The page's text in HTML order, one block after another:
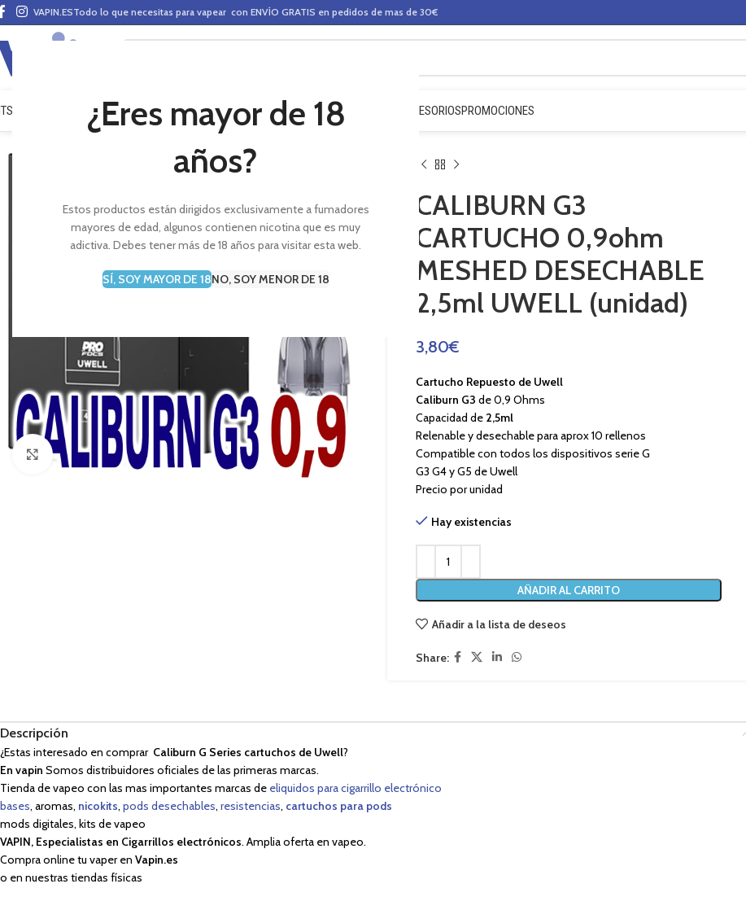
¿Eres mayor de 18
años?
Estos productos están dirigidos exclusivamente a fumadores
mayores de edad, algunos contienen nicotina que es muy
adictiva. Debes tener más de 18 años para visitar esta web.
SÍ, SOY MAYOR DE 18NO, SOY MENOR DE 18
VAPIN.ESTodo lo que necesitas para vapear con ENVÍO GRATIS en pedidos de mas de 30€
VAPEO MODS CLAROMIZADORES BASES Y AROMAS (ALQUIMIA) ACCESORIOSPROMOCIONES
Haga Click para agrandar
CALIBURN G3
CARTUCHO 0,9ohm
MESHED DESECHABLE
2,5ml UWELL (unidad)
3,80€
Cartucho Repuesto de Uwell
Caliburn G3 de 0,9 Ohms
Capacidad de 2,5ml
Relenable y desechable para aprox 10 rellenos
Compatible con todos los dispositivos serie G
G3 G4 y G5 de Uwell
Precio por unidad
Hay existencias
AÑADIR AL CARRITO
Añadir a la lista de deseos
Share:
Descripción
¿Estas interesado en comprar Caliburn G Series cartuchos de Uwell?
En vapin Somos distribuidores oficiales de las primeras marcas.
Tienda de vapeo con las mas importantes marcas de eliquidos para cigarrillo electrónico
bases, aromas, nicokits, pods desechables, resistencias, cartuchos para pods
mods digitales, kits de vapeo
VAPIN, Especialistas en Cigarrillos electrónicos. Amplia oferta en vapeo.
Compra online tu vaper en Vapin.es
o en nuestras tiendas físicas